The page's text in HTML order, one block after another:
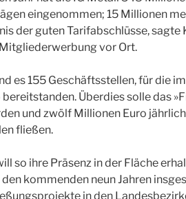
eingenommen; 15 Millionen
der guten Tarifabschlüsse, sagte
vor Ort.
es 155 Geschäftsstellen, für die
Überdies solle das
und zwölf Millionen Euro
fließen.
so ihre Präsenz in der Fläche
kommenden neun Jahren
in den